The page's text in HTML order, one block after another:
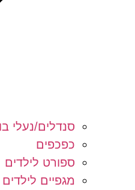
סנדלים/נעלי בובה
כפכפים
ספורט לילדים
מגפיים לילדים